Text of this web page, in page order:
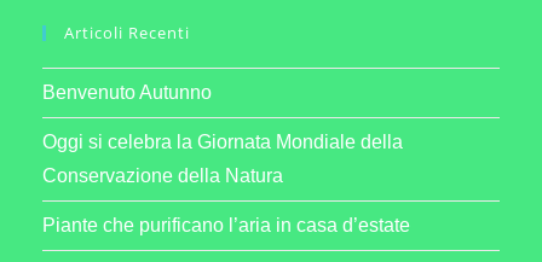
Articoli Recenti
Benvenuto Autunno
Oggi si celebra la Giornata Mondiale della
Conservazione della Natura
Piante che purificano l’aria in casa d’estate